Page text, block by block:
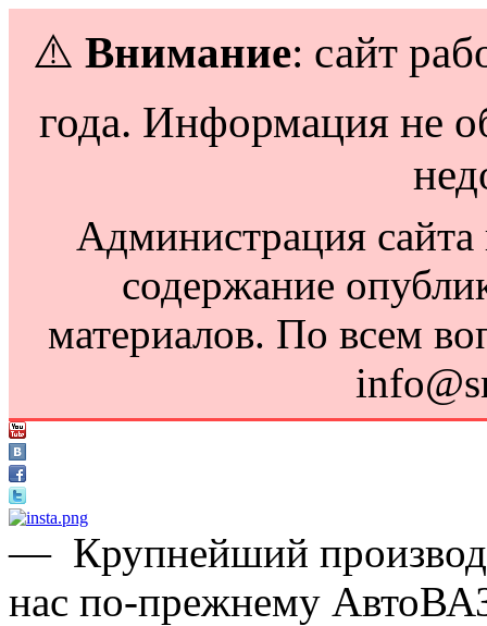
⚠️ Внимание: сайт
года. Информация не
Администрация сайта
содержание
материалов. По всем
— Крупнейший
нас по-прежнему